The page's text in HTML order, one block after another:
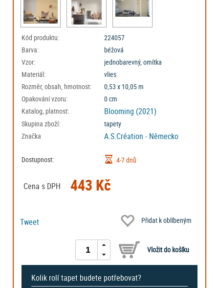
Kód produktu:
224057
Barva:
béžová
Vzor:
jednobarevný, omítka
Materiál:
vlies
Rozměr, obsah, hmotnost:
0,53 x 10,05 m
Opakování vzoru:
0 cm
Katalog, platnost:
Blooming (2021)
Skupina zboží:
tapety
Značka
A.S.Création - Německo
Dostupnost: 4-7 dnů
Cena s DPH 443 Kč
Tweet Přidat k oblíbeným
Kolik rolí tapet budete potřebovat?